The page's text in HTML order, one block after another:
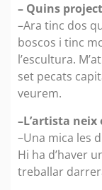
– Quins
–Ara tinc dos
boscos i tinc
l’escultura.
set pecats
veurem.
–L’artista neix
–Una mica les
Hi ha d’haver
treballar